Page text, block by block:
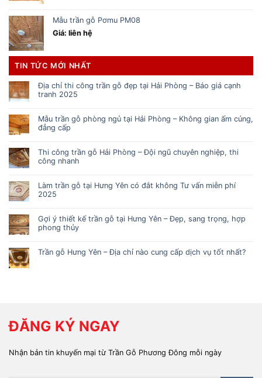
Mẫu trần gỗ Pơmu PM08
Giá: liên hệ
TIN TỨC MỚI NHẤT
Địa chỉ thi công trần gỗ đẹp tại Hải Phòng – Báo giá cạnh
tranh 2025
Mẫu trần gỗ phòng ngủ tại Hải Phòng – Không gian ấm cúng,
đẳng cấp
Thi công trần gỗ Hải Phòng – Đội ngũ chuyên nghiệp, thi
công nhanh
Làm trần gỗ tại Hưng Yên có đắt không Tư vấn miễn phí
2025
Gợi ý thiết kế trần gỗ tại Hưng Yên – Đẹp, sang trọng, hợp
phong thủy
Trần gỗ Hưng Yên – Địa chỉ nào cung cấp dịch vụ tốt nhất?
ĐĂNG KÝ NGAY
Nhận bản tin khuyến mại từ Trần Gỗ Phương Đông mỗi ngày